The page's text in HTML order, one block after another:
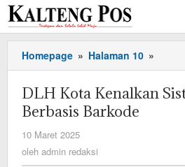
Lewati
ke
konten
Homepage » Halaman 10 »
Kota
DLH Kota Kenalkan
Berbasis Barkode
10 Maret 2025
admin
redaksi
oleh admin redaksi